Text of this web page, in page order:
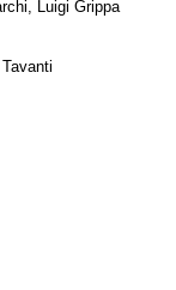
Luigi Grippa